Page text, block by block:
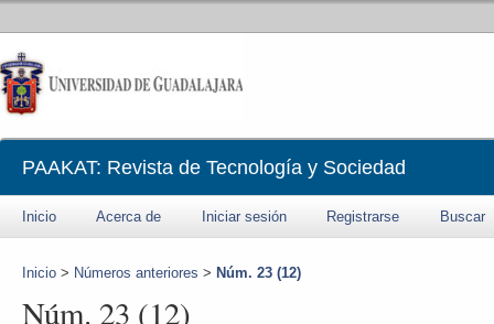
PAAKAT: Revista de Tecnología y Sociedad
Inicio Acerca de Iniciar sesión Registrarse Buscar
Inicio > Números anteriores > Núm. 23 (12)
Núm. 23 (12)